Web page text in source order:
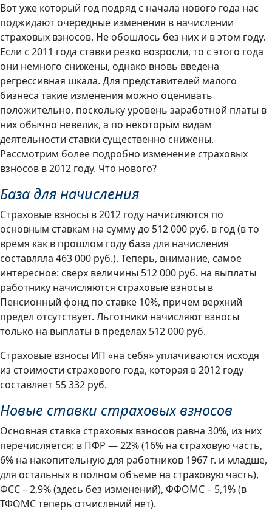
Вот уже который год подряд с начала нового года нас
поджидают очередные изменения в начислении
страховых взносов. Не обошлось без них и в этом году.
Если с 2011 года ставки резко возросли, то с этого года
они немного снижены, однако вновь введена
регрессивная шкала. Для представителей малого
бизнеса такие изменения можно оценивать
положительно, поскольку уровень заработной платы в
них обычно невелик, а по некоторым видам
деятельности ставки существенно снижены.
Рассмотрим более подробно изменение страховых
взносов в 2012 году. Что нового?
База для начисления
Страховые взносы в 2012 году начисляются по
основным ставкам на сумму до 512 000 руб. в год (в то
время как в прошлом году база для начисления
составляла 463 000 руб.). Теперь, внимание, самое
интересное: сверх величины 512 000 руб. на выплаты
работнику начисляются страховые взносы в
Пенсионный фонд по ставке 10%, причем верхний
предел отсутствует. Льготники начисляют взносы
только на выплаты в пределах 512 000 руб.
Страховые взносы ИП «на себя» уплачиваются исходя
из стоимости страхового года, которая в 2012 году
составляет 55 332 руб.
Новые ставки страховых взносов
Основная ставка страховых взносов равна 30%, из них
перечисляется: в ПФР — 22% (16% на страховую часть,
6% на накопительную для работников 1967 г. и младше,
для остальных в полном объеме на страховую часть),
ФСС – 2,9% (здесь без изменений), ФФОМС – 5,1% (в
ТФОМС теперь отчислений нет).